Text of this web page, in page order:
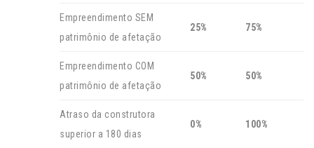
Empreendimento SEM
patrimônio de afetação
25% 75%
Empreendimento COM
patrimônio de afetação
50% 50%
Atraso da construtora
superior a 180 dias
0% 100%